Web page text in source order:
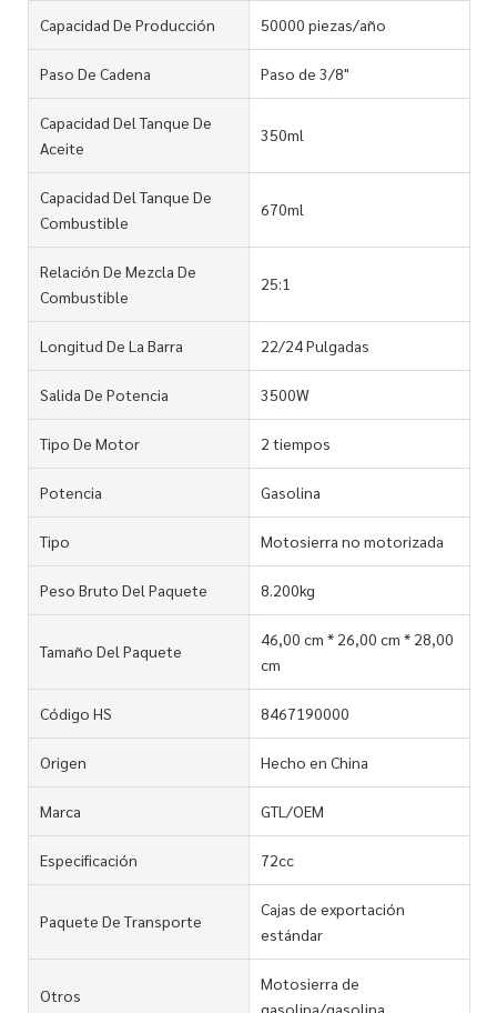
Capacidad De Producción 50000 piezas/año
Paso De Cadena Paso de 3/8"
Capacidad Del Tanque De
Aceite
350ml
Capacidad Del Tanque De
Combustible
670ml
Relación De Mezcla De
Combustible
25:1
Longitud De La Barra 22/24 Pulgadas
Salida De Potencia 3500W
Tipo De Motor 2 tiempos
Potencia Gasolina
Tipo Motosierra no motorizada
Peso Bruto Del Paquete 8.200kg
Tamaño Del Paquete
46,00 cm * 26,00 cm * 28,00
cm
Código HS 8467190000
Origen Hecho en China
Marca GTL/OEM
Especificación 72cc
Paquete De Transporte
Cajas de exportación
estándar
Otros
Motosierra de
gasolina/gasolina